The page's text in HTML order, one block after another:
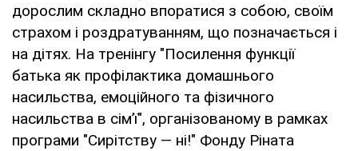
дорослим складно впоратися з собою, своїм
страхом і роздратуванням, що позначається і
на дітях. На тренінгу "Посилення функції
батька як профілактика домашнього
насильства, емоційного та фізичного
насильства в сім’ї", організованому в рамках
програми "Сирітству — ні!" Фонду Ріната